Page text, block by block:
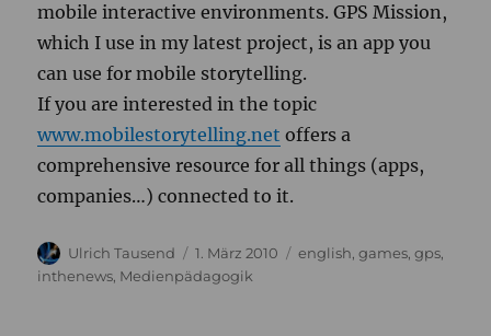
mobile interactive environments. GPS Mission,
which I use in my latest project, is an app you
can use for mobile storytelling.
If you are interested in the topic
www.mobilestorytelling.net offers a
comprehensive resource for all things (apps,
companies…) connected to it.
Autor
Ulrich Tausend
Veröffentlicht
am
1. März 2010 Kategorien
english,games,gps,
inthenews, Medienpädagogik